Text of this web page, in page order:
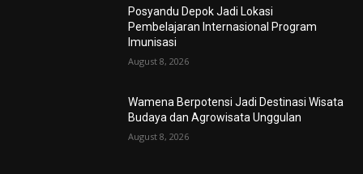
Posyandu Depok Jadi Lokasi
Pembelajaran Internasional Program
Imunisasi
August 8, 2026
Wamena Berpotensi Jadi Destinasi Wisata
Budaya dan Agrowisata Unggulan
August 8, 2026